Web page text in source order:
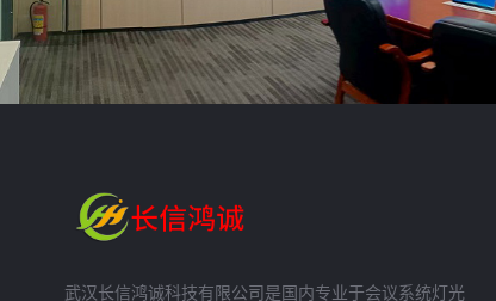
武汉长信鸿诚科技有限公司是国内专业于会议系统灯光